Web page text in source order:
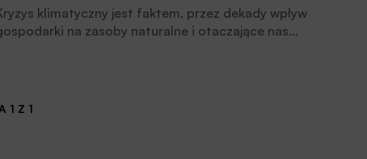
klimatyczny jest faktem, przez dekady wpływ
na zasoby naturalne i otaczające nas
1 Z 1